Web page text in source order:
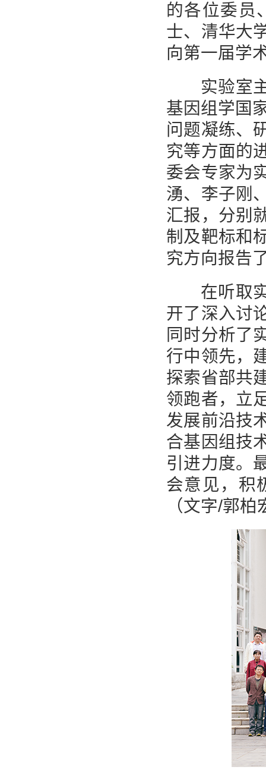
的各位委员
士、清华大
向第一届学
实验室主
基因组学国
问题凝练、
究等方面的
委会专家为
湧、李子刚
汇报，分别
制及靶标和
究方向报告
在听取实
开了深入讨
同时分析了
行中领先，
探索省部共
领跑者，立
发展前沿技
合基因组技
引进力度。
会意见，积
（文字/郭